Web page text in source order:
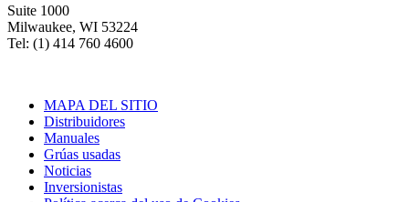
Suite 1000
Milwaukee, WI 53224
Tel: (1) 414 760 4600
MAPA DEL SITIO
Distribuidores
Manuales
Grúas usadas
Noticias
Inversionistas